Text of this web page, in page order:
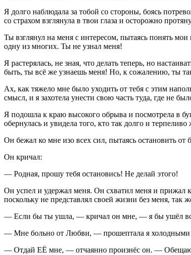
Я долго наблюдала за тобой со стороны, боясь
со страхом взглянула в твои глаза и осторожно
Ты взглянул на меня с интересом, пытаясь понять
одну из многих. Ты не узнал меня!
Я растерялась, не зная, что делать теперь, но
быть, ты всё же узнаешь меня! Но, к сожалению, ты
Ах, как тяжело мне было уходить от тебя с этим
смысл, и я захотела унести свою часть туда, где не
Я подошла к краю высокого обрыва и посмотрела в
обернулась и увидела того, кто так долго и
Он бежал ко мне изо всех сил, пытаясь остановить от
Он кричал:
— Родная, прошу тебя остановись! Не делай этого!
Он успел и удержал меня. Он схватил меня и прижал
поскольку не представлял своей жизни без меня, так
— Если бы ты ушла, — кричал он мне, — я бы ушёл
— Мне больно от Любви, — прошептала я
— Отдай ЕЁ мне, — отчаянно произнёс он. — Обещаю,